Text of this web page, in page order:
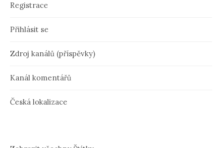
Registrace
Přihlásit se
Zdroj kanálů (příspěvky)
Kanál komentářů
Česká lokalizace